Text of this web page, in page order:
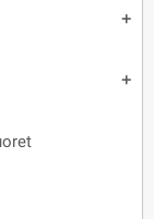
add
add